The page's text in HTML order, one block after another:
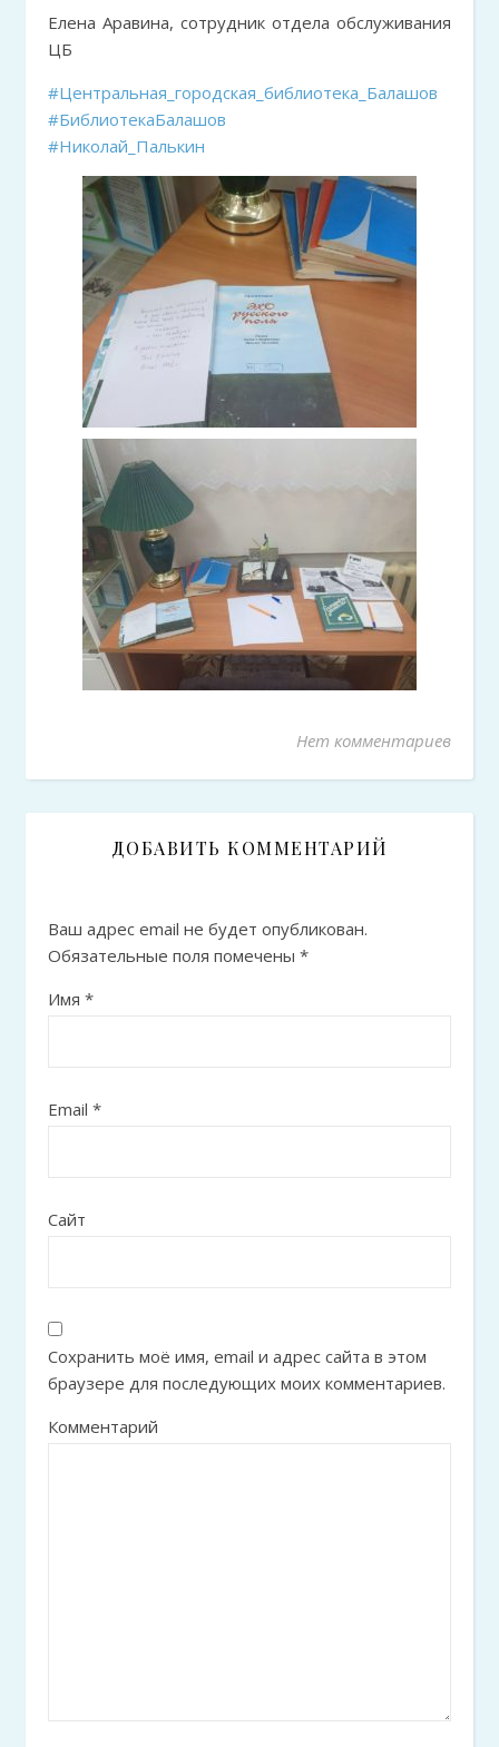
Елена Аравина, сотрудник отдела обслуживания
ЦБ
#Центральная_городская_библиотека_Балашов
#БиблиотекаБалашов
#Николай_Палькин
Нет комментариев
ДОБАВИТЬ КОММЕНТАРИЙ
Ваш адрес email не будет опубликован.
Обязательные поля помечены *
Имя *
Email *
Сайт
Сохранить моё имя, email и адрес сайта в этом
браузере для последующих моих комментариев.
Комментарий